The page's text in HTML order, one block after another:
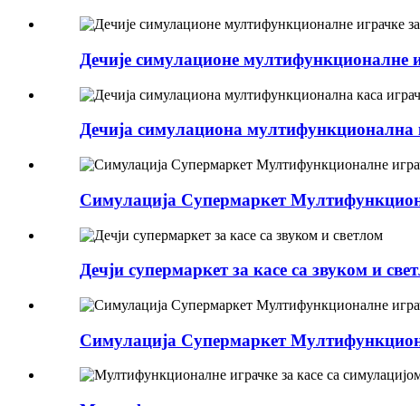
Дечије симулационе мултифункционалне
Дечија симулациона мултифункционална
Симулација Супермаркет
Дечји супермаркет за касе са звуком и
Симулација Супермаркет